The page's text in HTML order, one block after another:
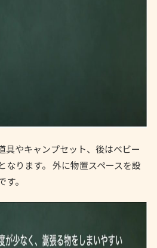
具やキャンプセット、後はベビー
なります。 外に物置スペースを設
。